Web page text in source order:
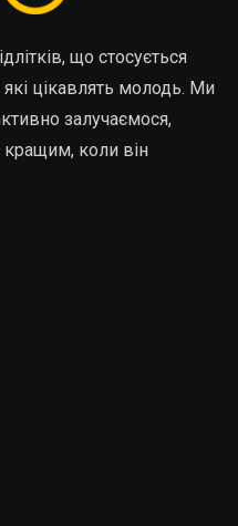
що стосується
які цікавлять молодь. Ми
залучаємося,
кращим, коли він